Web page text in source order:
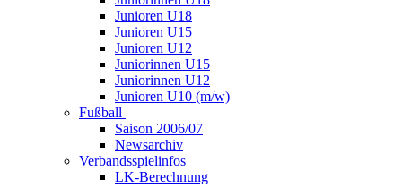
Junioren U18
Junioren U15
Junioren U12
Juniorinnen U15
Juniorinnen U12
Junioren U10 (m/w)
Fußball
Saison 2006/07
Newsarchiv
Verbandsspielinfos
LK-Berechnung